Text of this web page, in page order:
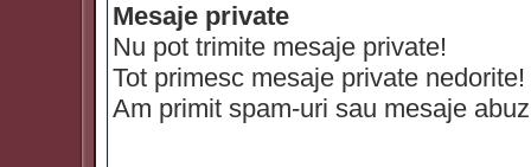
Mesaje private
Nu pot trimite mesaje private!
Tot primesc mesaje private nedorite!
Am primit spam-uri sau mesaje